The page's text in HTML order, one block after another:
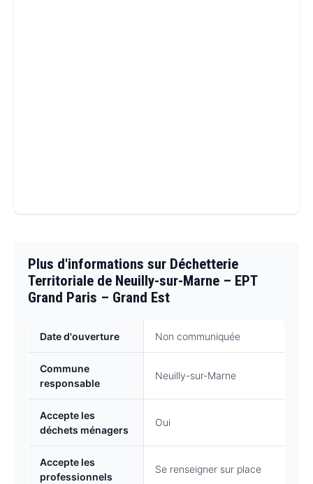
Plus d'informations sur Déchetterie
Territoriale de Neuilly-sur-Marne – EPT
Grand Paris – Grand Est
Date d'ouverture Non communiquée
Commune
responsable
Neuilly-sur-Marne
Accepte les
déchets ménagers
Oui
Accepte les
professionnels
Se renseigner sur place